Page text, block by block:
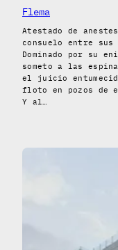
Flema
Atestado de
consuelo entre
Dominado por su
someto a las
el juicio
floto en pozos de
Y al…